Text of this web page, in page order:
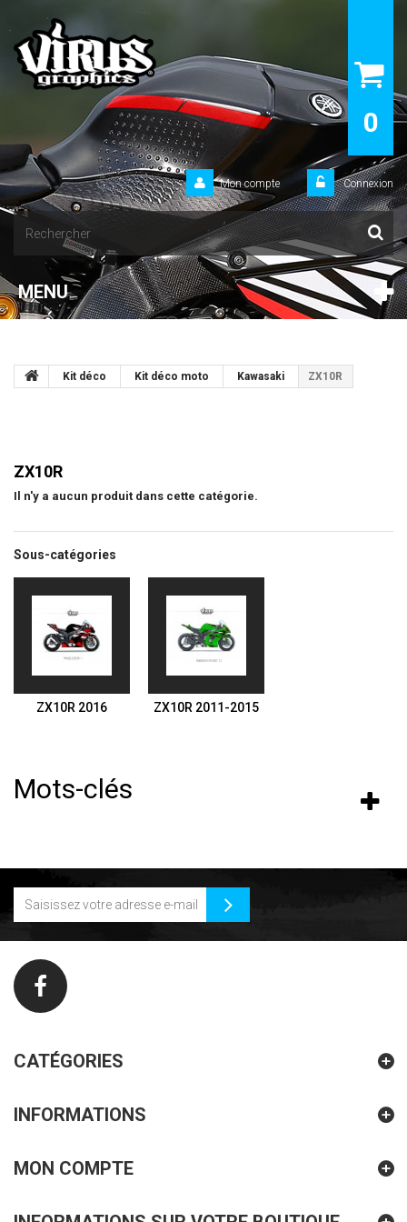
0
Connexion
Mon compte
MENU
Kit déco Kit déco moto Kawasaki ZX10R
ZX10R
Il n'y a aucun produit dans cette catégorie.
Sous-catégories
ZX10R 2016 ZX10R 2011-2015
Mots-clés
CATÉGORIES
INFORMATIONS
MON COMPTE